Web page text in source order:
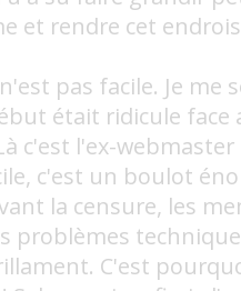
et rendre cet
pas facile. Je me
était ridicule face
c'est l'ex-
c'est un boulot
la censure, les
problèmes
C'est